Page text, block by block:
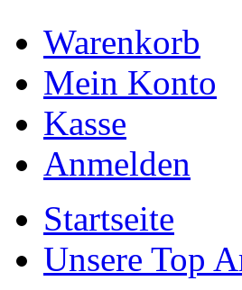
Warenkorb
Mein Konto
Kasse
Anmelden
Startseite
Unsere Top